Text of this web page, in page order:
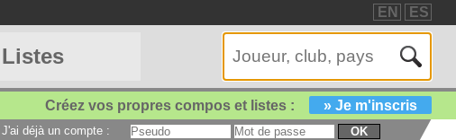
EN ES
Listes
Créez vos propres compos et listes : » Je m'inscris
J'ai déjà un compte : OK